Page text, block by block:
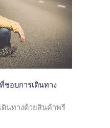
ชอบการเดินทาง
ดินทางด้วยสินค้าพรี